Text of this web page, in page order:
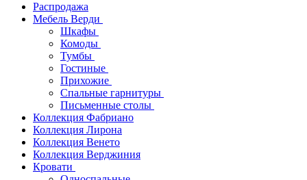
Распродажа
Мебель Верди
Шкафы
Комоды
Тумбы
Гостиные
Прихожие
Спальные гарнитуры
Письменные столы
Коллекция Фабриано
Коллекция Лирона
Коллекция Венето
Коллекция Верджиния
Кровати